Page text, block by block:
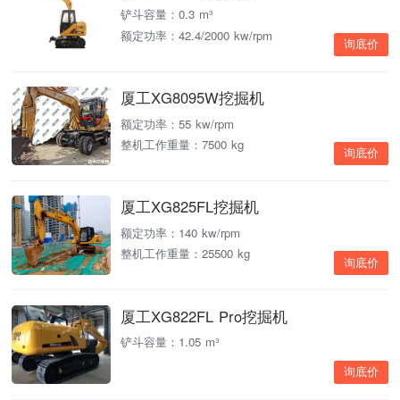
铲斗容量：0.3 m³
额定功率：42.4/2000 kw/rpm
询底价
厦工XG8095W挖掘机
额定功率：55 kw/rpm
整机工作重量：7500 kg
询底价
厦工XG825FL挖掘机
额定功率：140 kw/rpm
整机工作重量：25500 kg
询底价
厦工XG822FL Pro挖掘机
铲斗容量：1.05 m³
询底价